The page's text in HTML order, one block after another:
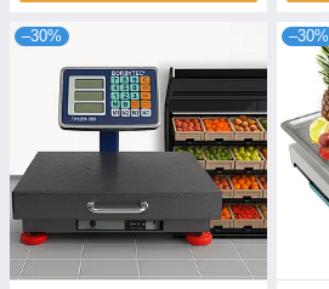
–30% –30%